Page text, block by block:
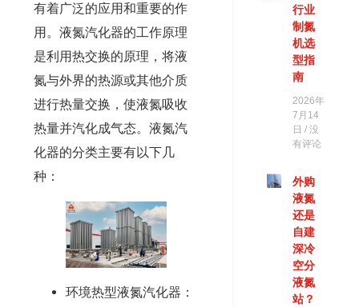
有着广泛的应用和重要的作
用。液氮汽化器的工作原理
是利用热交换的原理，将液
氮与外界的热源或其他介质
进行热量交换，使液氮吸收
热量并汽化成气态。液氮汽
化器的分类主要有以下几
种：
环境热型液氮汽化器：
行业
制氮
机选
型指
南
2026年
7月14
日 没
有评论
外购
液氮
还是
自建
深冷
空分
液氮
站？